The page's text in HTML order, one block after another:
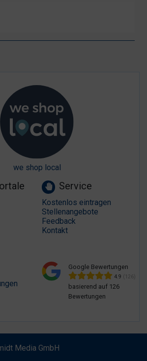
we shop local
Service
Kostenlos eintragen
Stellenangebote
Feedback
Kontakt
Google Bewertungen
4.9 (126)
basierend auf 126
Bewertungen
Media GmbH